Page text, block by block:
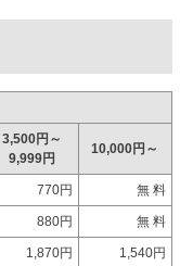
3,500円～
9,999円
10,000円～
770円 無 料
880円 無 料
1,870円 1,540円